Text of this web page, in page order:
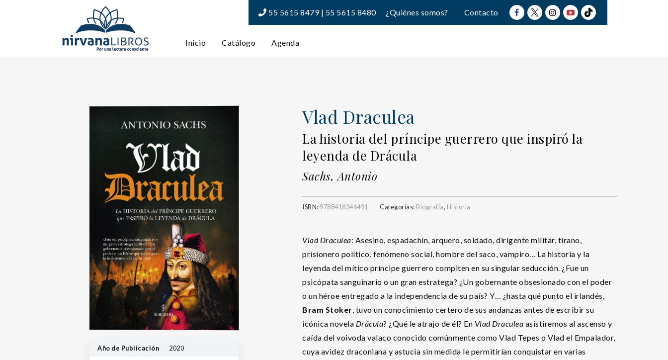
55 5615 8479 | 55 5615 8480 ¿Quiénes somos? Contacto
Inicio Catálogo Agenda
Año de Publicación 2020
Vlad Draculea
La historia del príncipe guerrero que inspiró la
leyenda de Drácula
Sachs, Antonio
ISBN: 9788418346491 Categorías: Biografía, Historia
Vlad Draculea: Asesino, espadachín, arquero, soldado, dirigente militar, tirano,
prisionero político, fenómeno social, hombre del saco, vampiro… La historia y la
leyenda del mítico príncipe guerrero compiten en su singular seducción. ¿Fue un
psicópata sanguinario o un gran estratega? ¿Un gobernante obsesionado con el poder
o un héroe entregado a la independencia de su país? Y… ¿hasta qué punto el irlandés,
Bram Stoker, tuvo un conocimiento certero de sus andanzas antes de escribir su
icónica novela Drácula? ¿Qué le atrajo de él? En Vlad Draculea asistiremos al ascenso y
caída del voivoda valaco conocido comúnmente como Vlad Tepes o Vlad el Empalador,
cuya avidez draconiana y astucia sin medida le permitirían conquistar en varias